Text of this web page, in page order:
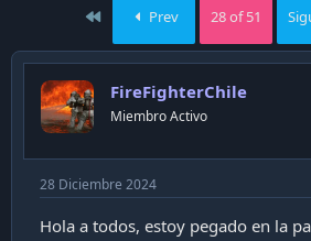
t
e
m
a
p
u
b
l
c
n
First Prev 28 of 51
FireFighterChile
Miembro Activo
28 Diciembre 2024
Hola a todos, estoy pegado en la